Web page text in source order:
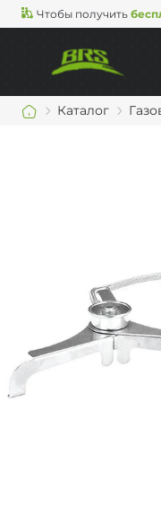
Чтобы получить
Каталог